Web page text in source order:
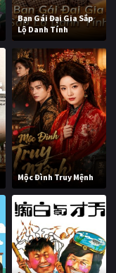
Bạn Gái Đại Gia Sắp
Lộ Danh Tính
Mộc Đình Truy Mệnh